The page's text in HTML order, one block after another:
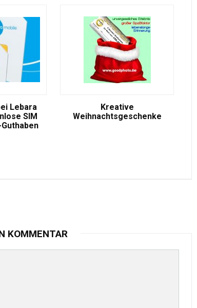
Lebara
SIM
Kreative
Weihnachtsgeschenke
KOMMENTAR